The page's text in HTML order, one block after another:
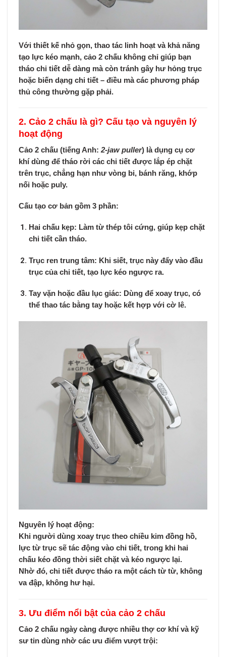
Với thiết kế nhỏ gọn, thao tác linh hoạt và khả năng
tạo lực kéo mạnh,cảo 2 chấu không chỉ giúp bạn
tháo chi tiết dễ dàng mà còntránh gây hư hỏng trục
hoặc biến dạng chi tiết – điều mà các phương pháp
thủ công thường gặp phải.
2. Cảo 2 chấu là gì? Cấu tạo và nguyên lý
hoạt động
Cảo 2 chấu (tiếng Anh:2-jaw puller) là dụng cụ cơ
khí dùng đểtháo rời các chi tiết được lắp ép chặt
trên trục, chẳng hạn như vòng bi, bánh răng, khớp
nối hoặc puly.
Cấu tạo cơ bản gồm 3 phần:
Hai chấu kẹp: Làm từ thép tôi cứng, giúp kẹp chặt
chi tiết cần tháo.
Trục ren trung tâm: Khi siết, trục này đẩy vào đầu
trục của chi tiết, tạo lực kéo ngược ra.
Tay vặn hoặc đầu lục giác: Dùng để xoay trục, có
thể thao tác bằng tay hoặc kết hợp với cờ lê.
Nguyên lý hoạt động:
Khi người dùng xoay trục theo chiều kim đồng hồ,
lực từ trục sẽ tác động vào chi tiết, trong khi hai
chấu kéo đồng thời siết chặt và kéo ngược lại.
Nhờ đó, chi tiết được tháo ra một cách từ từ, không
va đập, không hư hại.
3. Ưu điểm nổi bật của cảo 2 chấu
Cảo 2 chấu ngày càng được nhiều thợ cơ khí và kỹ
sư tin dùng nhờ các ưu điểm vượt trội: